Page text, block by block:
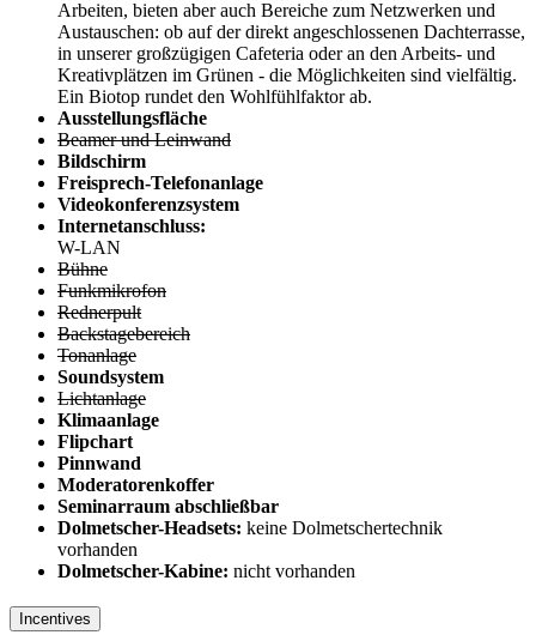
Arbeiten, bieten aber auch Bereiche zum Netzwerken und
Austauschen: ob auf der direkt angeschlossenen Dachterrasse,
in unserer großzügigen Cafeteria oder an den Arbeits- und
Kreativplätzen im Grünen - die Möglichkeiten sind vielfältig.
Ein Biotop rundet den Wohlfühlfaktor ab.
Ausstellungsfläche
Beamer und Leinwand
Bildschirm
Freisprech-Telefonanlage
Videokonferenzsystem
Internetanschluss:
W-LAN
Bühne
Funkmikrofon
Rednerpult
Backstagebereich
Tonanlage
Soundsystem
Lichtanlage
Klimaanlage
Flipchart
Pinnwand
Moderatorenkoffer
Seminarraum abschließbar
Dolmetscher-Headsets: keine Dolmetschertechnik
vorhanden
Dolmetscher-Kabine: nicht vorhanden
Incentives